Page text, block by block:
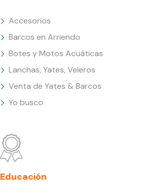
Accesorios
Barcos en Arriendo
Botes y Motos Acuáticas
Lanchas, Yates, Veleros
Venta de Yates & Barcos
Yo busco
Educación